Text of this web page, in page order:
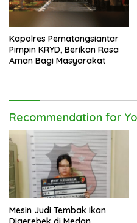
Kapolres Pematangsiantar
Pimpin KRYD, Berikan Rasa
Aman Bagi Masyarakat
Recommendation for
Mesin Judi Tembak Ikan